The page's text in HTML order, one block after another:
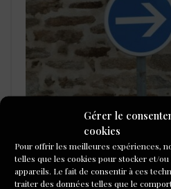
Gérer le
cookies
Pour offrir les meilleures expériences,
telles que les cookies pour stocker et/
appareils. Le fait de consentir à ces
traiter des données telles que le
LAURÉATS DU
POÉSIE 2026